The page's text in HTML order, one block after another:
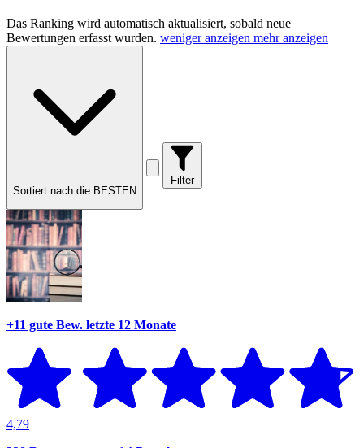
Das Ranking wird automatisch aktualisiert, sobald neue
Bewertungen erfasst wurden. weniger anzeigen mehr anzeigen
Sortiert nach die BESTEN
Filter
+11 gute Bew. letzte 12 Monate
4,79